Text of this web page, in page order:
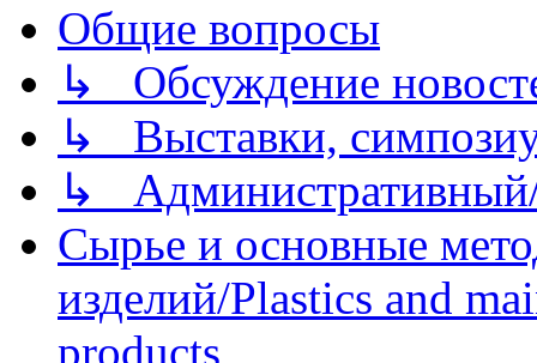
Общие вопросы
↳ Обсуждение
↳ Выставки,
↳
Сырье и основные
изделий/Plastics and
products